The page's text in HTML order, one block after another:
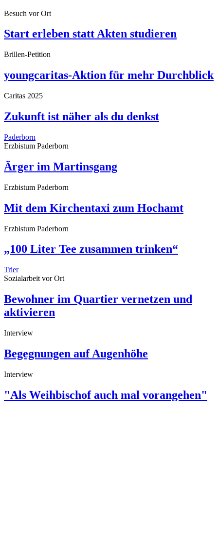
Besuch vor Ort
Start erleben statt Akten studieren
Brillen-Petition
youngcaritas-Aktion für mehr Durchblick
Caritas 2025
Zukunft ist näher als du denkst
Paderborn
Erzbistum Paderborn
Ärger im Martinsgang
Erzbistum Paderborn
Mit dem Kirchentaxi zum Hochamt
Erzbistum Paderborn
„100 Liter Tee zusammen trinken“
Trier
Sozialarbeit vor Ort
Bewohner im Quartier vernetzen und
aktivieren
Interview
Begegnungen auf Augenhöhe
Interview
"Als Weihbischof auch mal vorangehen"